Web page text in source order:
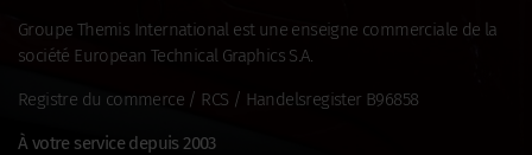
Groupe Themis International est une enseigne commerciale de la
société European Technical Graphics S.A.
Registre du commerce / RCS / Handelsregister B96858
À votre service depuis 2003